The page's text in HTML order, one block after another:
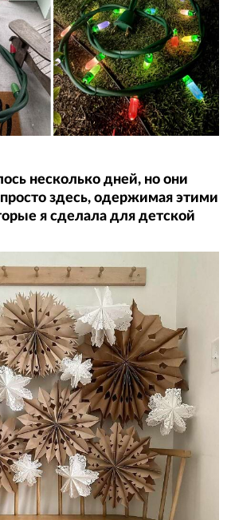
несколько дней, но они
здесь, одержимая этими
я сделала для детской